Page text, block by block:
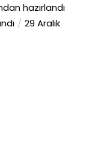
hazırlandı
29 Aralık